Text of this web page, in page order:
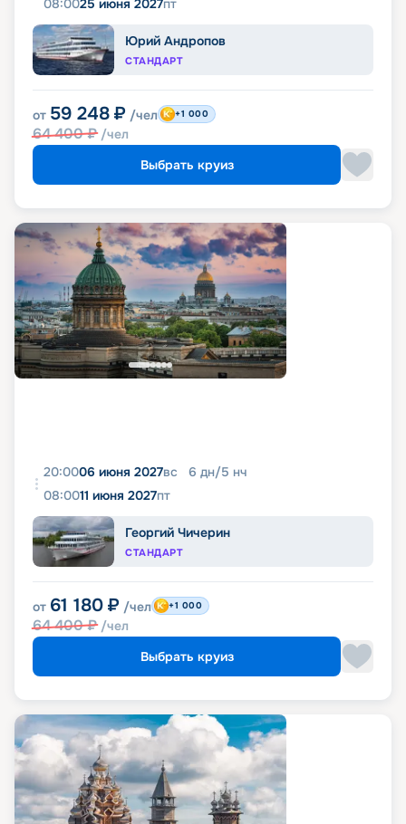
08:0025 июня 2027пт
Юрий Андропов
СТАНДАРТ
от 59 248 ₽ /чел
64 400₽ /чел
+1 000
Выбрать круиз
20:0006 июня 2027вс 6 дн/5 нч
08:0011 июня 2027пт
Георгий Чичерин
СТАНДАРТ
от 61 180 ₽ /чел
64 400₽ /чел
+1 000
Выбрать круиз